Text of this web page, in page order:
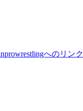
へのリンク